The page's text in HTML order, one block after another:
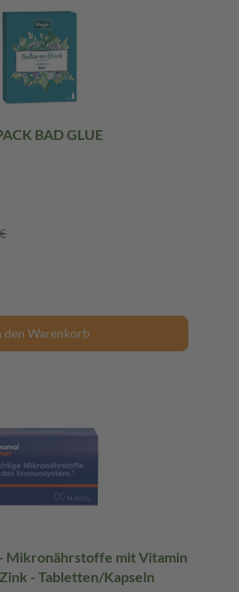
BAD GLUE
den Warenkorb
Mikronährstoffe mit Vitamin
- Tabletten/Kapseln